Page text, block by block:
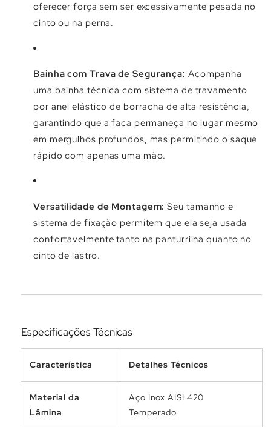
oferecer força sem ser excessivamente pesada no
cinto ou na perna.
Bainha com Trava de Segurança: Acompanha
uma bainha técnica com sistema de travamento
por anel elástico de borracha de alta resistência,
garantindo que a faca permaneça no lugar mesmo
em mergulhos profundos, mas permitindo o saque
rápido com apenas uma mão.
Versatilidade de Montagem: Seu tamanho e
sistema de fixação permitem que ela seja usada
confortavelmente tanto na panturrilha quanto no
cinto de lastro.
Especificações Técnicas
Característica Detalhes Técnicos
Material da
Lâmina
Aço Inox AISI 420
Temperado